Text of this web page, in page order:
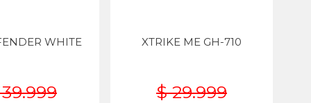
WHITE XTRIKE ME GH-710
$ 29.999